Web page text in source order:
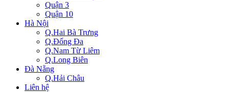
Quận 3
Quận 10
Hà Nội
Q.Hai Bà Trưng
Q.Đống Đa
Q.Nam Từ Liêm
Q.Long Biên
Đà Nẵng
Q.Hải Châu
Liên hệ